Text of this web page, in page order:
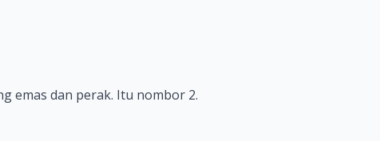
emas dan perak. Itu nombor 2.